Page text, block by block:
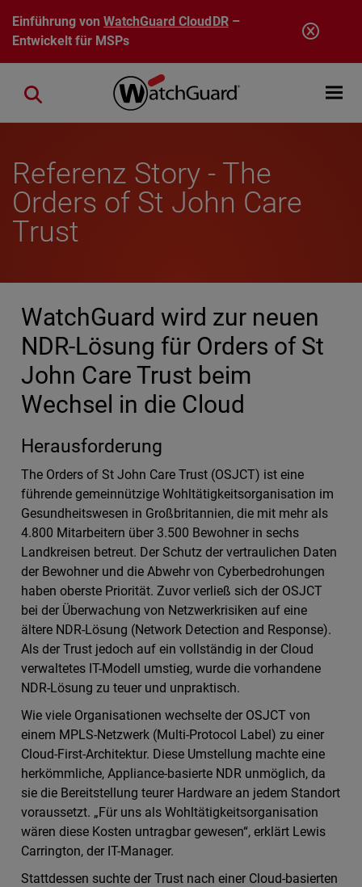
Direkt zum Inhalt
Einführung vonWatchGuard CloudDR–
Entwickelt für MSPs
Open
Close search
Referenz Story - The
Orders of St John Care
Trust
WatchGuard wird zur neuen
NDR-Lösung für Orders of St
John Care Trust beim
Wechsel in die Cloud
Herausforderung
The Orders of St John Care Trust (OSJCT) ist eine
führende gemeinnützige Wohltätigkeitsorganisation im
Gesundheitswesen in Großbritannien, die mit mehr als
4.800 Mitarbeitern über 3.500 Bewohner in sechs
Landkreisen betreut. Der Schutz der vertraulichen Daten
der Bewohner und die Abwehr von Cyberbedrohungen
haben oberste Priorität. Zuvor verließ sich der OSJCT
bei der Überwachung von Netzwerkrisiken auf eine
ältere NDR-Lösung (Network Detection and Response).
Als der Trust jedoch auf ein vollständig in der Cloud
verwaltetes IT-Modell umstieg, wurde die vorhandene
NDR-Lösung zu teuer und unpraktisch.
Wie viele Organisationen wechselte der OSJCT von
einem MPLS-Netzwerk (Multi-Protocol Label) zu einer
Cloud-First-Architektur. Diese Umstellung machte eine
herkömmliche, Appliance-basierte NDR unmöglich, da
sie die Bereitstellung teurer Hardware an jedem Standort
voraussetzt. „Für uns als Wohltätigkeitsorganisation
wären diese Kosten untragbar gewesen“, erklärt Lewis
Carrington, der IT-Manager.
Stattdessen suchte der Trust nach einer Cloud-basierten